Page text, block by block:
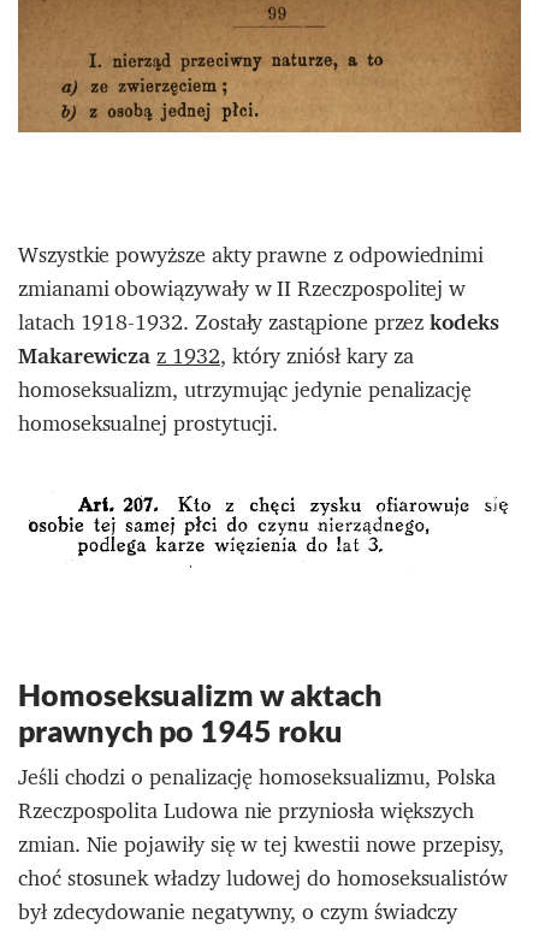
Wszystkie powyższe akty prawne z odpowiednimi
zmianami obowiązywały w II Rzeczpospolitej w
latach 1918-1932. Zostały zastąpione przezkodeks
Makarewiczaz 1932, który zniósł kary za
homoseksualizm, utrzymując jedynie penalizację
homoseksualnej prostytucji.
Homoseksualizm w aktach
prawnych po 1945 roku
Jeśli chodzi o penalizację homoseksualizmu, Polska
Rzeczpospolita Ludowa nie przyniosła większych
zmian. Nie pojawiły się w tej kwestii nowe przepisy,
choć stosunek władzy ludowej do homoseksualistów
był zdecydowanie negatywny, o czym świadczy